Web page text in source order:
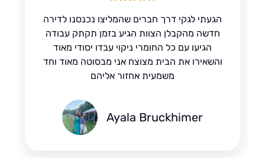
הגעתי לגקי דרך חברים שהמליצו נכנסנו לדירה
חדשה מהקבלן הצוות הגיע בזמן תקתק עבודה
הגיעו עם כל החומרי ניקוי עבדו יסודי מאוד
והשאירו את הבית מצוצח אני מבסוטה מאוד וחד
משמעית אחזור אליהם
Ayala Bruckhimer